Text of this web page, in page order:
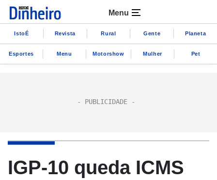
Menu
IstoÉ Revista Rural Gente Planeta
Esportes Menu Motorshow Mulher Pet
IGP-10 queda ICMS